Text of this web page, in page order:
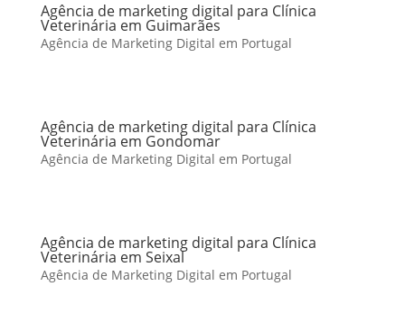
Agência de marketing digital para Clínica
Veterinária em Guimarães
Agência de Marketing Digital em Portugal
Agência de marketing digital para Clínica
Veterinária em Gondomar
Agência de Marketing Digital em Portugal
Agência de marketing digital para Clínica
Veterinária em Seixal
Agência de Marketing Digital em Portugal